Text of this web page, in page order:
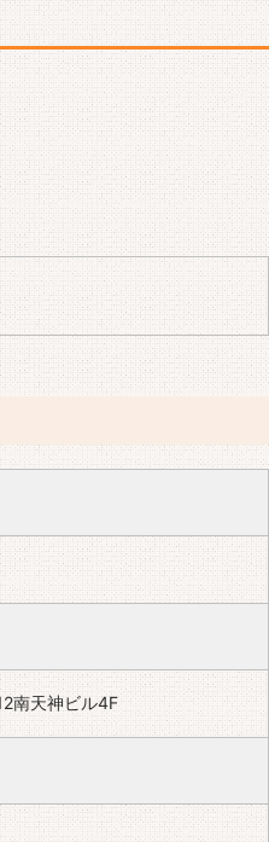
南天神ビル4F